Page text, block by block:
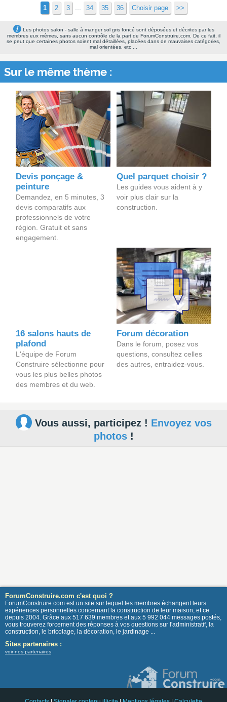
1 2 3 34 35 36 Choisir page >>
Les photos salon - salle à manger sol gris foncé sont déposées et décrites par les
membres eux mêmes, sans aucun contrôle de la part de ForumConstruire.com. De ce fait, il
se peut que certaines photos soient mal détaillées, placées dans de mauvaises catégories,
mal orientées, etc ...
Sur le même thème :
Devis ponçage &
peinture
Demandez, en 5 minutes, 3
devis comparatifs aux
professionnels de votre
région. Gratuit et sans
engagement.
Quel parquet choisir ?
Les guides vous aident à y
voir plus clair sur la
construction.
16 salons hauts de
plafond
L'équipe de Forum
Construire sélectionne pour
vous les plus belles photos
des membres et du web.
Forum décoration
Dans le forum, posez vos
questions, consultez celles
des autres, entraidez-vous.
Vous aussi, participez ! Envoyez vos
photos!
ForumConstruire.com c'est quoi ?
ForumConstruire.com est un site sur lequel les membres échangent leurs
expériences personnelles concernant la construction de leur maison, et ce
depuis 2004. Grâce aux 517 639 membres et aux 5 992 044 messages postés,
vous trouverez forcement des réponses à vos questions sur l'administratif, la
construction, le bricolage, la décoration, le jardinage ...
Sites partenaires :
voir nos partenaires